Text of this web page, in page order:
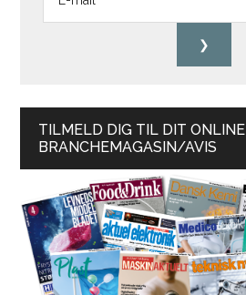
TILMELD DIG TIL DIT ONLINE
BRANCHEMAGASIN/AVIS